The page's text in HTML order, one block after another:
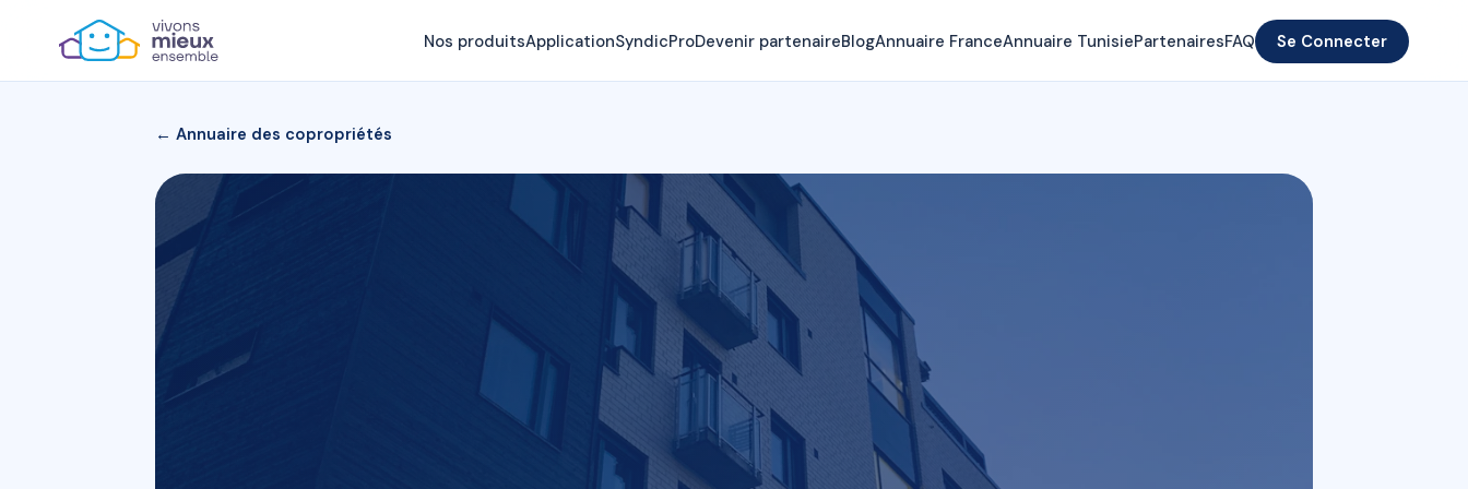
Nos produitsApplicationSyndicProDevenir partenaireBlogAnnuaire FranceAnnuaire TunisiePartenairesFAQ Se Connecter
← Annuaire des copropriétés